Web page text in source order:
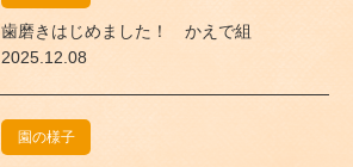
歯磨きはじめました！ かえで組
2025.12.08
園の様子